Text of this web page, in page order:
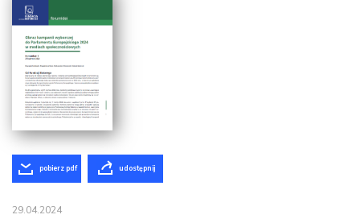
pobierz pdf udostępnij
29.04.2024